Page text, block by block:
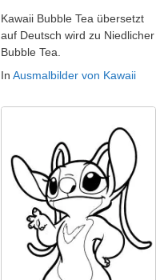
Kawaii Bubble Tea übersetzt
auf Deutsch wird zu Niedlicher
Bubble Tea.
In Ausmalbilder von Kawaii